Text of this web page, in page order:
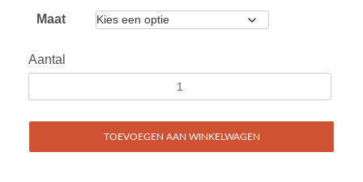
Maat
Aantal
TOEVOEGEN AAN WINKELWAGEN